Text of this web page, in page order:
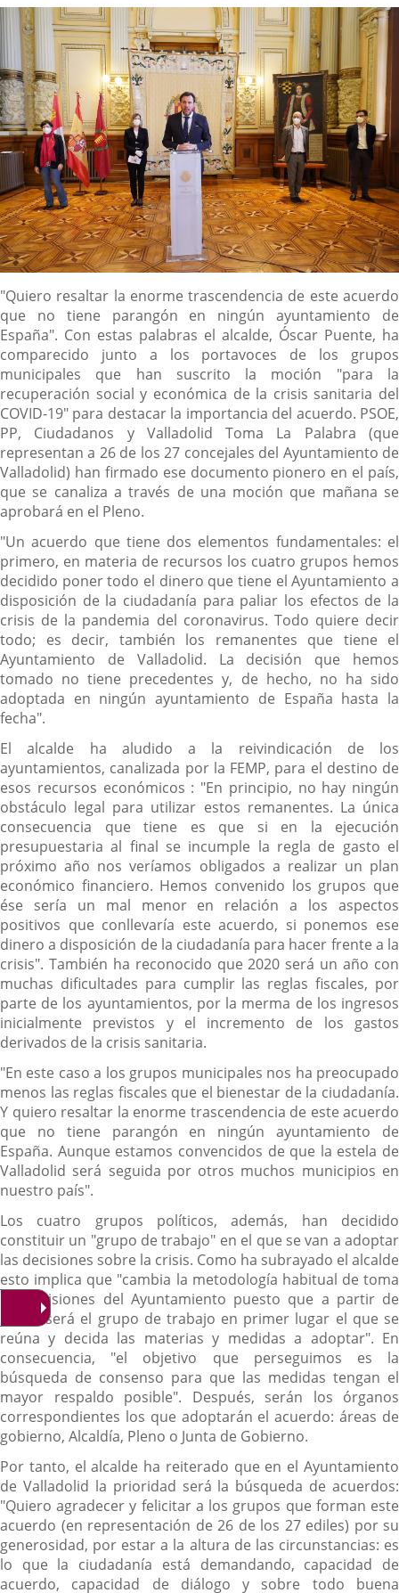
externa.externa.
noticia
Descripción
"Quiero resaltar la enorme trascendencia de este acuerdo
que no tiene parangón en ningún ayuntamiento de
España". Con estas palabras el alcalde, Óscar Puente, ha
comparecido junto a los portavoces de los grupos
municipales que han suscrito la moción "para la
recuperación social y económica de la crisis sanitaria del
COVID-19" para destacar la importancia del acuerdo. PSOE,
PP, Ciudadanos y Valladolid Toma La Palabra (que
representan a 26 de los 27 concejales del Ayuntamiento de
Valladolid) han firmado ese documento pionero en el país,
que se canaliza a través de una moción que mañana se
aprobará en el Pleno.
"Un acuerdo que tiene dos elementos fundamentales: el
primero, en materia de recursos los cuatro grupos hemos
decidido poner todo el dinero que tiene el Ayuntamiento a
disposición de la ciudadanía para paliar los efectos de la
crisis de la pandemia del coronavirus. Todo quiere decir
todo; es decir, también los remanentes que tiene el
Ayuntamiento de Valladolid. La decisión que hemos
tomado no tiene precedentes y, de hecho, no ha sido
adoptada en ningún ayuntamiento de España hasta la
fecha".
El alcalde ha aludido a la reivindicación de los
ayuntamientos, canalizada por la FEMP, para el destino de
esos recursos económicos : "En principio, no hay ningún
obstáculo legal para utilizar estos remanentes. La única
consecuencia que tiene es que si en la ejecución
presupuestaria al final se incumple la regla de gasto el
próximo año nos veríamos obligados a realizar un plan
económico financiero. Hemos convenido los grupos que
ése sería un mal menor en relación a los aspectos
positivos que conllevaría este acuerdo, si ponemos ese
dinero a disposición de la ciudadanía para hacer frente a la
crisis". También ha reconocido que 2020 será un año con
muchas dificultades para cumplir las reglas fiscales, por
parte de los ayuntamientos, por la merma de los ingresos
inicialmente previstos y el incremento de los gastos
derivados de la crisis sanitaria.
"En este caso a los grupos municipales nos ha preocupado
menos las reglas fiscales que el bienestar de la ciudadanía.
Y quiero resaltar la enorme trascendencia de este acuerdo
que no tiene parangón en ningún ayuntamiento de
España. Aunque estamos convencidos de que la estela de
Valladolid será seguida por otros muchos municipios en
nuestro país".
Los cuatro grupos políticos, además, han decidido
constituir un "grupo de trabajo" en el que se van a adoptar
las decisiones sobre la crisis. Como ha subrayado el alcalde
esto implica que "cambia la metodología habitual de toma
de decisiones del Ayuntamiento puesto que a partir de
ahora será el grupo de trabajo en primer lugar el que se
reúna y decida las materias y medidas a adoptar". En
consecuencia, "el objetivo que perseguimos es la
búsqueda de consenso para que las medidas tengan el
mayor respaldo posible". Después, serán los órganos
correspondientes los que adoptarán el acuerdo: áreas de
gobierno, Alcaldía, Pleno o Junta de Gobierno.
Por tanto, el alcalde ha reiterado que en el Ayuntamiento
de Valladolid la prioridad será la búsqueda de acuerdos:
"Quiero agradecer y felicitar a los grupos que forman este
acuerdo (en representación de 26 de los 27 ediles) por su
generosidad, por estar a la altura de las circunstancias: es
lo que la ciudadanía está demandando, capacidad de
acuerdo, capacidad de diálogo y sobre todo buena